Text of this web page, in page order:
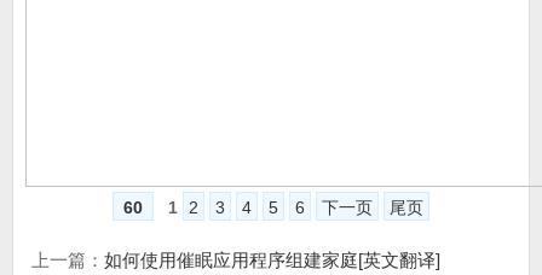
60 1 2 3 4 5 6 下一页 尾页
上一篇： 如何使用催眠应用程序组建家庭[英文翻译]